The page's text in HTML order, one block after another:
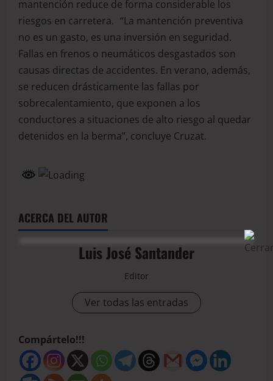
mantención reduce de forma considerable los
riesgos en carretera. “La mantención preventiva
no es un gasto, es una inversión en seguridad.
Fallas en frenos o neumáticos desgastados son
causas directas de accidentes. En verano, además,
se reducen drásticamente las fallas por
sobrecalentamiento, que exponen a los
conductores a situaciones de alto riesgo al quedar
detenidos en la berma”, concluye Cruzat.
ACERCA DEL AUTOR
Luis José Santander
Editor
Ver todas las entradas
Compártelo!!!